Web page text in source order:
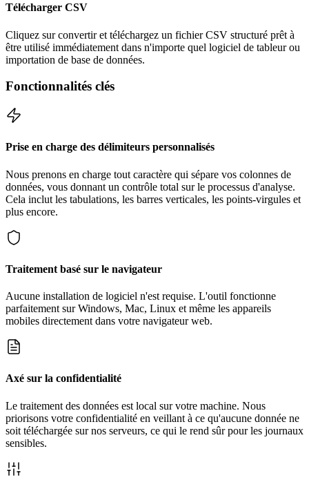
Télécharger CSV
Cliquez sur convertir et téléchargez un fichier CSV structuré prêt à
être utilisé immédiatement dans n'importe quel logiciel de tableur ou
importation de base de données.
Fonctionnalités clés
Prise en charge des délimiteurs personnalisés
Nous prenons en charge tout caractère qui sépare vos colonnes de
données, vous donnant un contrôle total sur le processus d'analyse.
Cela inclut les tabulations, les barres verticales, les points-virgules et
plus encore.
Traitement basé sur le navigateur
Aucune installation de logiciel n'est requise. L'outil fonctionne
parfaitement sur Windows, Mac, Linux et même les appareils
mobiles directement dans votre navigateur web.
Axé sur la confidentialité
Le traitement des données est local sur votre machine. Nous
priorisons votre confidentialité en veillant à ce qu'aucune donnée ne
soit téléchargée sur nos serveurs, ce qui le rend sûr pour les journaux
sensibles.